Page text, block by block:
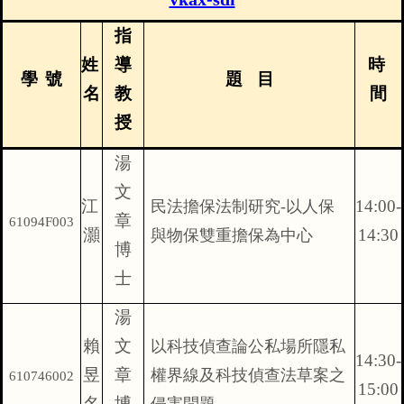
學 號
姓
名
指
導
教
授
題 目
時
間
61094F003
江
灝
湯
文
章
博
士
民法擔保法制研究-以人保
與物保雙重擔保為中心
14:00-
14:30
610746002
賴
昱
湯
文
章
以科技偵查論公私場所隱私
權界線及科技偵查法草案之
14:30-
15:00